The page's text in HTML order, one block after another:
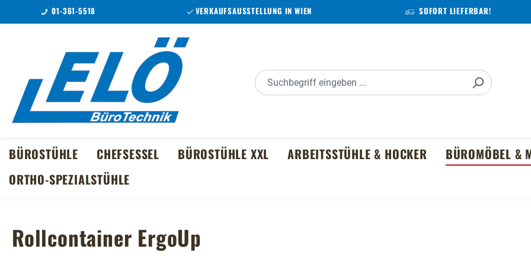
Hauptinhalt springen
Zur Suche springen
Zur Hauptnavigation springen
01-361-5518 VERKAUFSAUSSTELLUNG IN WIEN SOFORT LIEFERBAR!
BÜROSTÜHLE CHEFSESSEL BÜROSTÜHLE XXL ARBEITSSTÜHLE & HOCKER BÜROMÖBEL &
ORTHO-SPEZIALSTÜHLE
Rollcontainer ErgoUp